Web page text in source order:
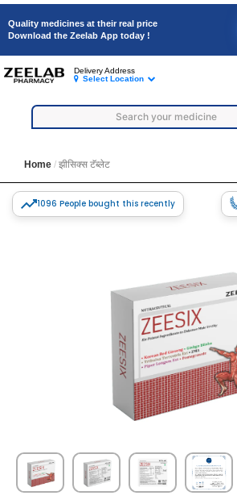
Quality medicines at their real price
Download the Zeelab App today !
Delivery Address
Select Location
Home झीसिक्स टॅब्लेट
1096 People bought this recently